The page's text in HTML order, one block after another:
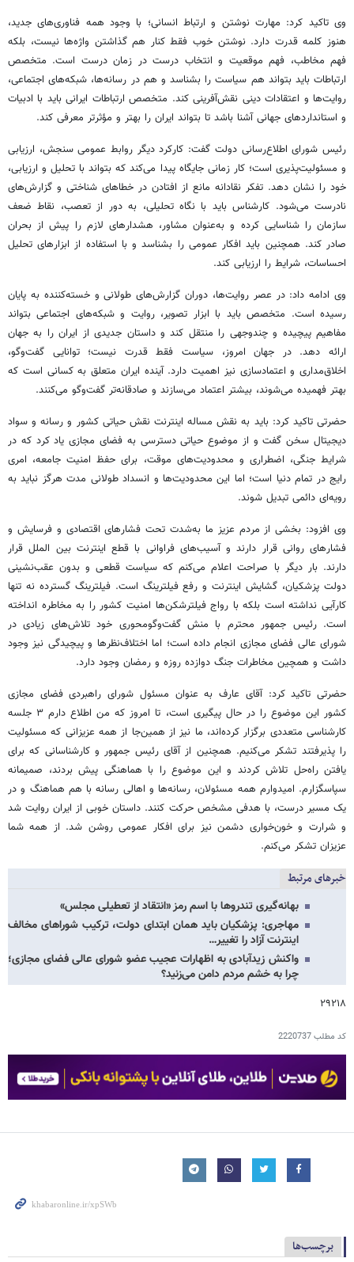
وی تاکید کرد: مهارت نوشتن و ارتباط انسانی؛ با وجود همه فناوری‌های جدید،
هنوز کلمه قدرت دارد. نوشتن خوب فقط کنار هم گذاشتن واژه‌ها نیست، بلکه
فهم مخاطب، فهم موقعیت و انتخاب درست در زمان درست است. متخصص
ارتباطات باید بتواند هم سیاست را بشناسد و هم در رسانه‌ها، شبکه‌های اجتماعی،
روایت‌ها و اعتقادات دینی نقش‌آفرینی کند. متخصص ارتباطات ایرانی باید با ادبیات
و استانداردهای جهانی آشنا باشد تا بتواند ایران را بهتر و مؤثرتر معرفی کند.
رئیس شورای اطلاع‌رسانی دولت گفت: کارکرد دیگر روابط عمومی سنجش، ارزیابی
و مسئولیت‌پذیری است؛ کار زمانی جایگاه پیدا می‌کند که بتواند با تحلیل و ارزیابی،
خود را نشان دهد. تفکر نقادانه مانع از افتادن در خطاهای شناختی و گزارش‌های
نادرست می‌شود. کارشناس باید با نگاه تحلیلی، به دور از تعصب، نقاط ضعف
سازمان را شناسایی کرده و به‌عنوان مشاور، هشدارهای لازم را پیش از بحران
صادر کند. همچنین باید افکار عمومی را بشناسد و با استفاده از ابزارهای تحلیل
احساسات، شرایط را ارزیابی کند.
وی ادامه داد: در عصر روایت‌ها، دوران گزارش‌های طولانی و خسته‌کننده به پایان
رسیده است. متخصص باید با ابزار تصویر، روایت و شبکه‌های اجتماعی بتواند
مفاهیم پیچیده و چندوجهی را منتقل کند و داستان جدیدی از ایران را به جهان
ارائه دهد. در جهان امروز، سیاست فقط قدرت نیست؛ توانایی گفت‌وگو،
اخلاق‌مداری و اعتمادسازی نیز اهمیت دارد. آینده ایران متعلق به کسانی است که
بهتر فهمیده می‌شوند، بیشتر اعتماد می‌سازند و صادقانه‌تر گفت‌وگو می‌کنند.
حضرتی تاکید کرد: باید به نقش مساله اینترنت نقش حیاتی کشور و رسانه و سواد
دیجیتال سخن گفت و از موضوع حیاتی دسترسی به فضای مجازی یاد کرد که در
شرایط جنگی، اضطراری و محدودیت‌های موقت، برای حفظ امنیت جامعه، امری
رایج در تمام دنیا است؛ اما این محدودیت‌ها و انسداد طولانی مدت هرگز نباید به
رویه‌ای دائمی تبدیل شوند.
وی افزود: بخشی از مردم عزیز ما به‌شدت تحت فشارهای اقتصادی و فرسایش و
فشارهای روانی قرار دارند و آسیب‌های فراوانی با قطع اینترنت بین الملل قرار
دارند. بار دیگر با صراحت اعلام می‌کنم که سیاست قطعی و بدون عقب‌نشینی
دولت پزشکیان، گشایش اینترنت و رفع فیلترینگ است. فیلترینگ گسترده نه‌ تنها
کارآیی نداشته است بلکه با رواج فیلترشکن‌ها امنیت کشور را به مخاطره انداخته
است. رئیس جمهور محترم با منش گفت‌وگومحوری خود تلاش‌های زیادی در
شورای عالی فضای مجازی انجام داده است؛ اما اختلاف‌نظرها و پیچیدگی نیز وجود
داشت و همچین مخاطرات جنگ دوازده روزه و رمضان وجود دارد.
حضرتی تاکید کرد: آقای عارف به عنوان مسئول شورای راهبردی فضای مجازی
کشور این موضوع را در حال پیگیری است، تا امروز که من اطلاع دارم ۳ جلسه
کارشناسی متعددی برگزار کرده‌اند، ما نیز از همین‌جا از همه عزیزانی که مسئولیت
را پذیرفتند تشکر می‌کنیم. همچنین از آقای رئیس جمهور و کارشناسانی که برای
یافتن راه‌حل تلاش کردند و این موضوع را با هماهنگی پیش بردند، صمیمانه
سپاسگزارم. امیدوارم همه مسئولان، رسانه‌ها و اهالی رسانه با هم هماهنگ و در
یک مسیر درست، با هدفی مشخص حرکت کنند. داستان خوبی از ایران روایت شد
و شرارت و خون‌خواری دشمن نیز برای افکار عمومی روشن شد. از همه شما
عزیزان تشکر می‌کنم.
خبرهای مرتبط
بهانه‌گیری تندروها با اسم رمز «انتقاد از تعطیلی مجلس»
مهاجری: پزشکیان باید همان ابتدای دولت، ترکیب شوراهای مخالف
اینترنت آزاد را تغییر…
واکنش زیدآبادی به اظهارات عجیب عضو شورای عالی فضای مجازی؛
چرا به خشم مردم دامن می‌زنید؟
۲۹۲۱۸
کد مطلب2220737
برچسب‌ها